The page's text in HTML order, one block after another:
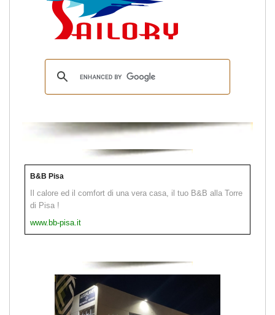
B&B Pisa
Il calore ed il comfort di una vera casa, il tuo B&B alla Torre
di Pisa !
www.bb-pisa.it